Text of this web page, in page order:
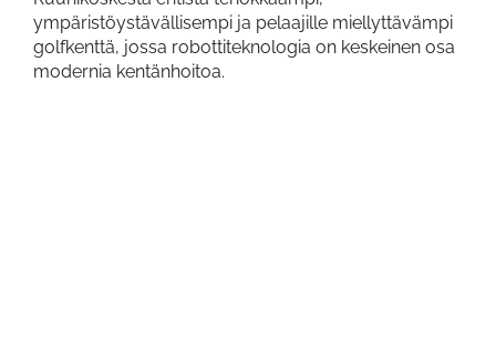
ympäristöystävällisempi ja pelaajille miellyttävämpi
golfkenttä, jossa robottiteknologia on keskeinen osa
modernia kentänhoitoa.